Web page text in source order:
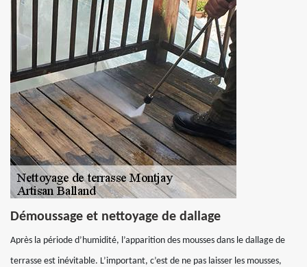
Démoussage et nettoyage de dallage
Après la période d’humidité, l’apparition des mousses dans le dallage de
terrasse est inévitable. L’important, c’est de ne pas laisser les mousses,